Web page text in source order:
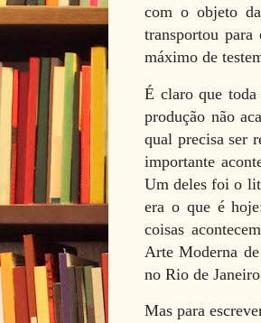
com o objeto
transportou
máximo de
É claro que
produção não
qual precisa ser
importante
Um deles foi o
era o que é
coisas
Arte Moderna
no Rio de
Mas para